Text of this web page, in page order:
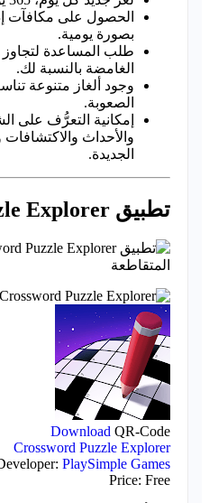
الحصول على مكافآت
بصورة يومية.
طلب المساعدة لتجاوز
الغامضة بالنسبة لك.
وجود ألغاز متنوعة
الصعوبة.
إمكانية التعرُّف على
والأحداث والاكتشافات
الجديدة.
تطبيق Crossword Puzzle Explorer
Download QR-Code
Crossword Puzzle Explorer
Developer:PlaySimple Games
Price:Free